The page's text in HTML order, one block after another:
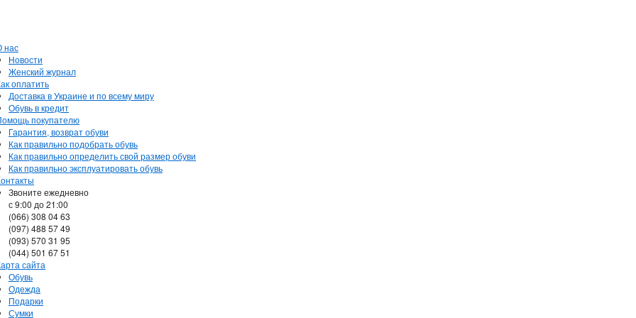
нас
Новости
Женский журнал
оплатить
Доставка в Украине и по всему миру
Обувь в кредит
покупателю
Гарантия, возврат обуви
Как правильно подобрать обувь
Как правильно определить свой размер обуви
Как правильно эксплуатировать обувь
Звоните ежедневно
с 9:00 до 21:00
(066) 308 04 63
(097) 488 57 49
(093) 570 31 95
(044) 501 67 51
сайта
Обувь
Одежда
Подарки
Сумки